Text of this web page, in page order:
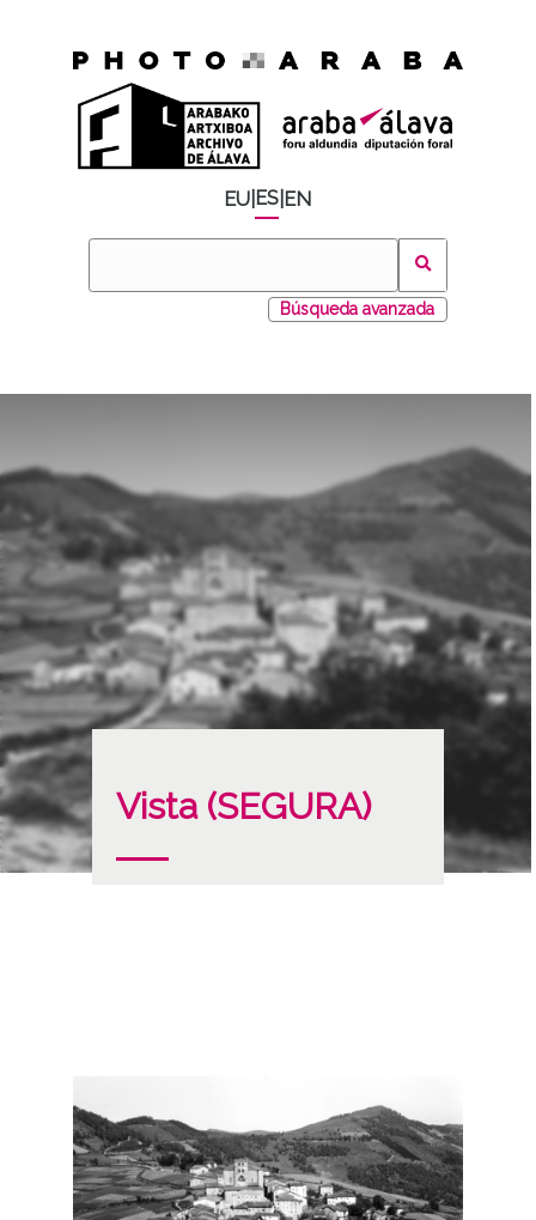
EU ES EN
Búsqueda avanzada
Vista (SEGURA)